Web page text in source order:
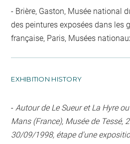
Brière, Gaston, Musée national
des peintures exposées dans les
française, Paris, Musées
EXHIBITION HISTORY
- Autour de Le Sueur et La Hyre
Mans (France), Musée de Tessé,
30/09/1998, étape d'une